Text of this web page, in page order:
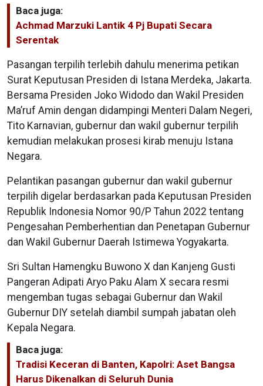
Baca juga:
Achmad Marzuki Lantik 4 Pj Bupati Secara
Serentak
Pasangan terpilih terlebih dahulu menerima petikan
Surat Keputusan Presiden di Istana Merdeka, Jakarta.
Bersama Presiden Joko Widodo dan Wakil Presiden
Ma’ruf Amin dengan didampingi Menteri Dalam Negeri,
Tito Karnavian, gubernur dan wakil gubernur terpilih
kemudian melakukan prosesi kirab menuju Istana
Negara.
Pelantikan pasangan gubernur dan wakil gubernur
terpilih digelar berdasarkan pada Keputusan Presiden
Republik Indonesia Nomor 90/P Tahun 2022 tentang
Pengesahan Pemberhentian dan Penetapan Gubernur
dan Wakil Gubernur Daerah Istimewa Yogyakarta.
Sri Sultan Hamengku Buwono X dan Kanjeng Gusti
Pangeran Adipati Aryo Paku Alam X secara resmi
mengemban tugas sebagai Gubernur dan Wakil
Gubernur DIY setelah diambil sumpah jabatan oleh
Kepala Negara.
Baca juga:
Tradisi Keceran di Banten, Kapolri: Aset Bangsa
Harus Dikenalkan di Seluruh Dunia